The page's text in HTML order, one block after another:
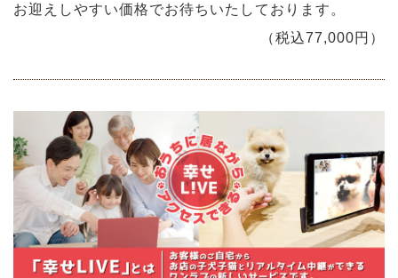
お迎えしやすい価格でお待ちいたしております。
（税込77,000円）